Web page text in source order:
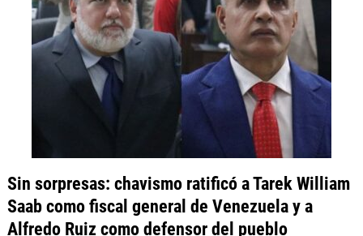
Sin sorpresas: chavismo ratificó a Tarek William
Saab como fiscal general de Venezuela y a
Alfredo Ruiz como defensor del pueblo